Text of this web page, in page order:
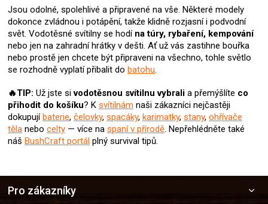
p
i
s
u
Jsou odolné, spolehlivé a připravené na vše. Některé modely
dokonce zvládnou i potápění, takže klidně rozjasní i podvodní
svět. Vodotěsné svítilny se hodína túry, rybaření, kempování
nebo jen na zahradní hrátky v dešti. Ať už vás zastihne bouřka
nebo prostě jen chcete být připraveni na všechno, tohle světlo
se rozhodně vyplatí přibalit do batohu.
🔥TIP: Už jste sivodotěsnou svítilnuvybrali a přemýšlíte co
přihodit do košíku? K svítilnám naši zákazníci nejčastěji
dokupujíbaterie, čelovky, spacáky, karimatky, stany, ohřívače
těla nebo celty — více na spaní v přírodě. Nepřehlédněte také
náš BushCraft portál plný survival tipů.
Pro zákazníky